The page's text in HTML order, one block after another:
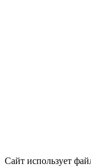
Сайт использует